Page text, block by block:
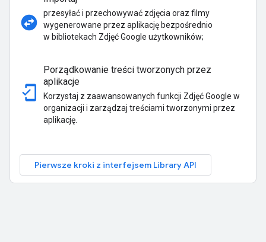
swap_horizontal_circle
przesyłać i przechowywać zdjęcia oraz filmy
wygenerowane przez aplikację bezpośrednio
w bibliotekach Zdjęć Google użytkowników;
mobile_friendly
Porządkowanie treści tworzonych przez
aplikacje
Korzystaj z zaawansowanych funkcji Zdjęć Google w
organizacji i zarządzaj treściami tworzonymi przez
aplikację.
Pierwsze kroki z interfejsem Library API